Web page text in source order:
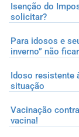
Isenção do
solicitar?
Para idosos e
inverno” não
Idoso resistente
situação
Vacinação
vacina!